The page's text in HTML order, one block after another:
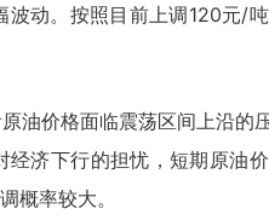
动。按照目前上调120元/
油价格面临震荡区间上沿的
济下行的担忧，短期原油
概率较大。